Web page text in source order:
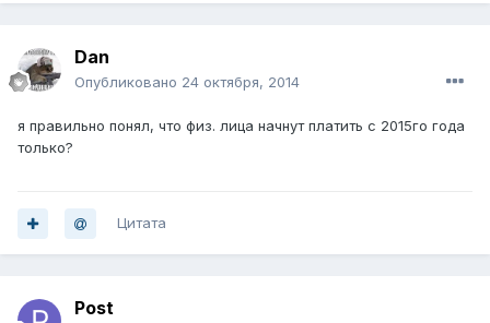
Dan
Опубликовано 24 октября, 2014
я правильно понял, что физ. лица начнут платить с 2015го года
только?
Цитата
Post